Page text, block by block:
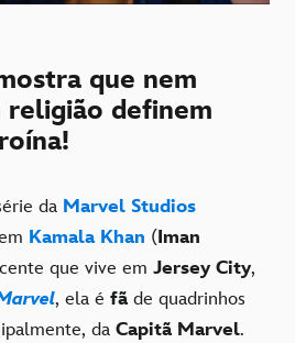
que nem
religião definem
da Marvel Studios
Kamala Khan (Iman
que vive em Jersey City,
, ela é fã de quadrinhos
da Capitã Marvel.